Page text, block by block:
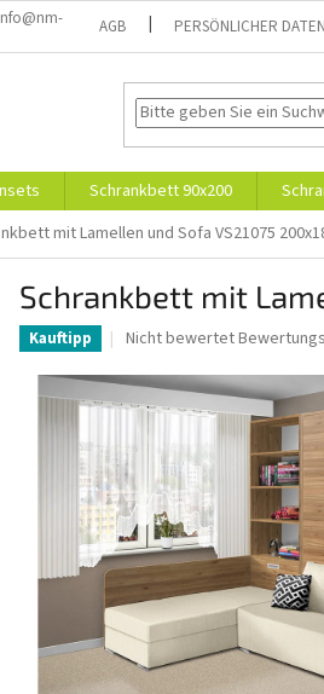
AGB PERSÖNLICHER
Schrankbett 90x200
mit Lamellen und Sofa VS21075
Schrankbett mit
Kauftipp
Die
Produktbewertung
ist
von
5
Sternen.
Nicht bewertet